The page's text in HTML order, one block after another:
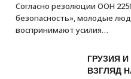
Согласно резолюции ООН
безопасность», молодые
воспринимают усилия…
ГРУЗИЯ
ВЗГЛЯД